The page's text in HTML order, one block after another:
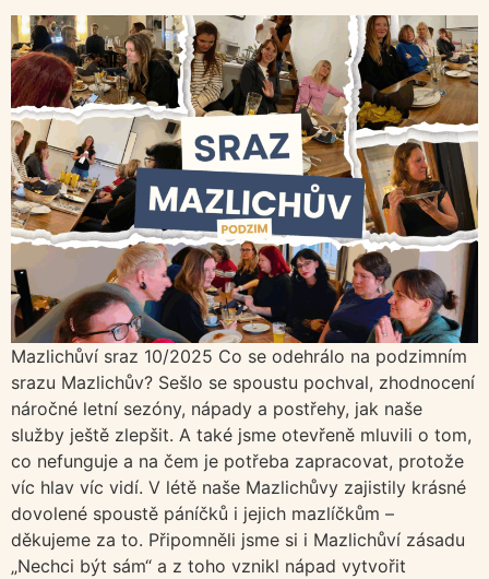
Mazlichůví sraz 10/2025 Co se odehrálo na podzimním
srazu Mazlichův? Sešlo se spoustu pochval, zhodnocení
náročné letní sezóny, nápady a postřehy, jak naše
služby ještě zlepšit. A také jsme otevřeně mluvili o tom,
co nefunguje a na čem je potřeba zapracovat, protože
víc hlav víc vidí. V létě naše Mazlichůvy zajistily krásné
dovolené spoustě páníčků i jejich mazlíčkům –
děkujeme za to. Připomněli jsme si i Mazlichůví zásadu
„Nechci být sám“ a z toho vznikl nápad vytvořit